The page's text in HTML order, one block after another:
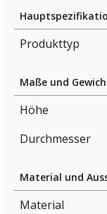
Produkttyp
Maße und
Höhe
Durchmesser
Material und
Material